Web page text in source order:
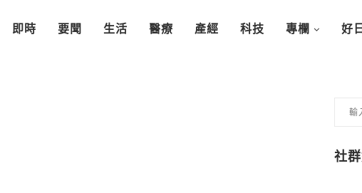
即時 要聞 生活 醫療 產經 科技 專欄 好
社